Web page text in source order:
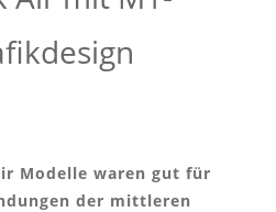
Modelle waren gut für
der mittleren